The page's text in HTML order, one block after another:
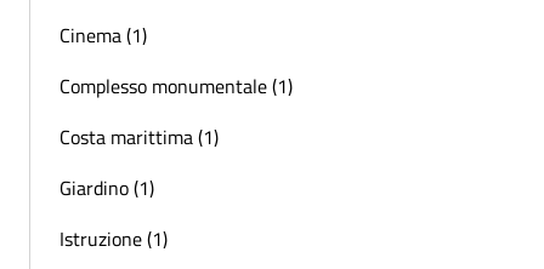
Cinema (1)
Complesso monumentale (1)
Costa marittima (1)
Giardino (1)
Istruzione (1)